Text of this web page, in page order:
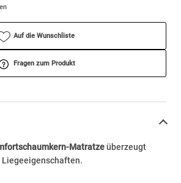
Auf die Wunschliste
Fragen zum Produkt
Matratzeüberzeugt